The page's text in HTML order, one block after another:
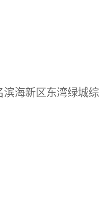
滨海新区东湾绿城综